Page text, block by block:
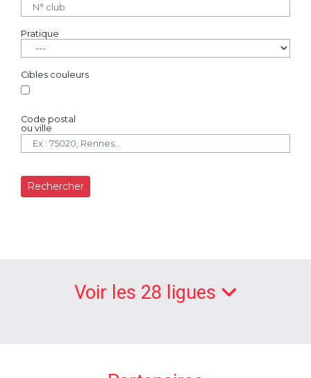
Pratique
Cibles couleurs
Code postal
ou ville
Rechercher
Voir les 28 ligues